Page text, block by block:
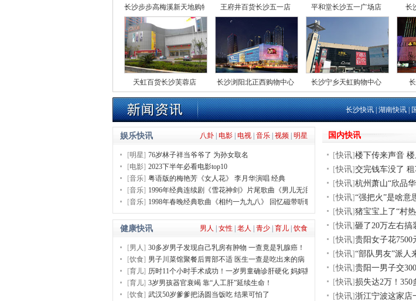
长沙步步高梅溪新天地购物中心王府井百货长沙五一店 平和堂长沙五一广场店 长
天虹百货长沙芙蓉店 长沙浏阳北正西购物中心 长沙宁乡天虹购物中心
长沙快讯|湖南快讯|
八卦 电影 电视 音乐 视频 明星
娱乐快讯
[明星] 76岁林子祥当爷爷了 为孙女取名
[电影] 2023下半年必看电影top10
[音乐] 粤语版的梅艳芳《女人花》 李月华演唱 经典
[音乐] 1996年经典连续剧《雪花神剑》片尾歌曲《男儿无泪》
[音乐] 1998年春晚经典歌曲《相约一九九八》 回忆磁带听歌
男人 女性 老人 青少 育儿 饮食
健康快讯
[男人] 30多岁男子发现自己乳房有肿物 一查竟是乳腺癌！
[饮食] 男子川菜馆聚餐后胃部不适 医生一查是吃出来的病
[育儿] 历时11个小时手术成功！一岁男童确诊肝硬化 妈妈割肝救子
[育儿] 3岁男孩器官衰竭 靠“人工肝”延续生命！
[饮食] 武汉50岁爹爹把汤圆当饭吃 结果可怕了
国内快讯
[快讯]楼下传来声音
[快讯]交完钱车没了
[快讯]杭州萧山“欣品
[快讯]“强把火”是啥意
[快讯]猪宝宝上了“村
[快讯]砸了20万左右搞
[快讯]贵阳女子花
[快讯]“部队男友”派人
[快讯]贵阳一男子交
[快讯]损失达2万！350
[快讯]浙江宁波这家店